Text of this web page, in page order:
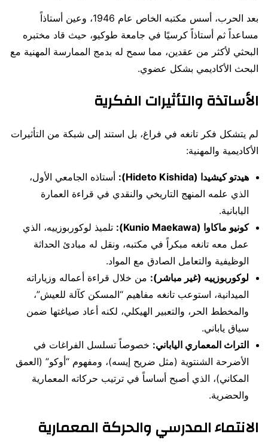
بعد الحرب، أسس مكتبه الخاص عام 1946، وعين أستاذاً
مساعداً ثم أستاذاً كرسيًا في جامعة طوكيو، حيث قاد مختبره
البحثي لأكثر من عقدين، مما سمح له بدمج الممارسة المهنية مع
البحث الأكاديمي بشكل عضوي.
الأساتذة والتأثيرات الفكرية
لم يتشكل فكر تانغه في فراغ، بل استند إلى شبكة من التأثيرات
الأكاديمية والمهنية:
هيدتو كيشيدا (Hideto Kishida):
أستاذه الجامعي الأول،
الذي علمه المنهج التاريخي والنقدي في قراءة العمارة
اليابانية.
كونيو ماكاوا (Kunio Maekawa):
تلميذ لوكوربوزييه، الذي
عمل معه تانغه مبكراً في مكتبه، ونقل له مبادئ الحداثة
الوظيفية والتعامل الصادق مع المواد.
لوكوربوزييه (غير مباشر): من خلال قراءة أعماله وزياراته
الميدانية، استوعب تانغه مفاهيم “المسكن كآلة للعيش”،
والمخطط الحر، والتعبير الهيكلي، لكنه أعاد صياغتها ضمن
سياق ياباني.
التراث المعماري الياباني: خصوصاً تسلسل الفراغات في
الأضرحة الشنتوية (مثل ضريح إيسه)، ومفهوم “أوكو” (العمق
المكاني)، الذي أصبح أساساً في ترتيب حركاته المعمارية
والحضرية.
الانتماء المدرسي والحركة المعمارية